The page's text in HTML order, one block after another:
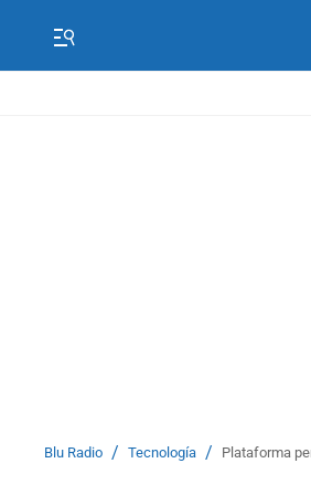
Blu Radio / Tecnología / Plataforma